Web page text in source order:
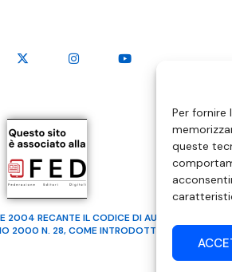
Per fornire
queste
RECANTE IL CODICE DI
2000 N. 28, COME INTRODOTTO DALLA LEGGE
riservati | RVM Srl – SS 115 Km 339,500 –